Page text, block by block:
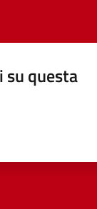
su questa